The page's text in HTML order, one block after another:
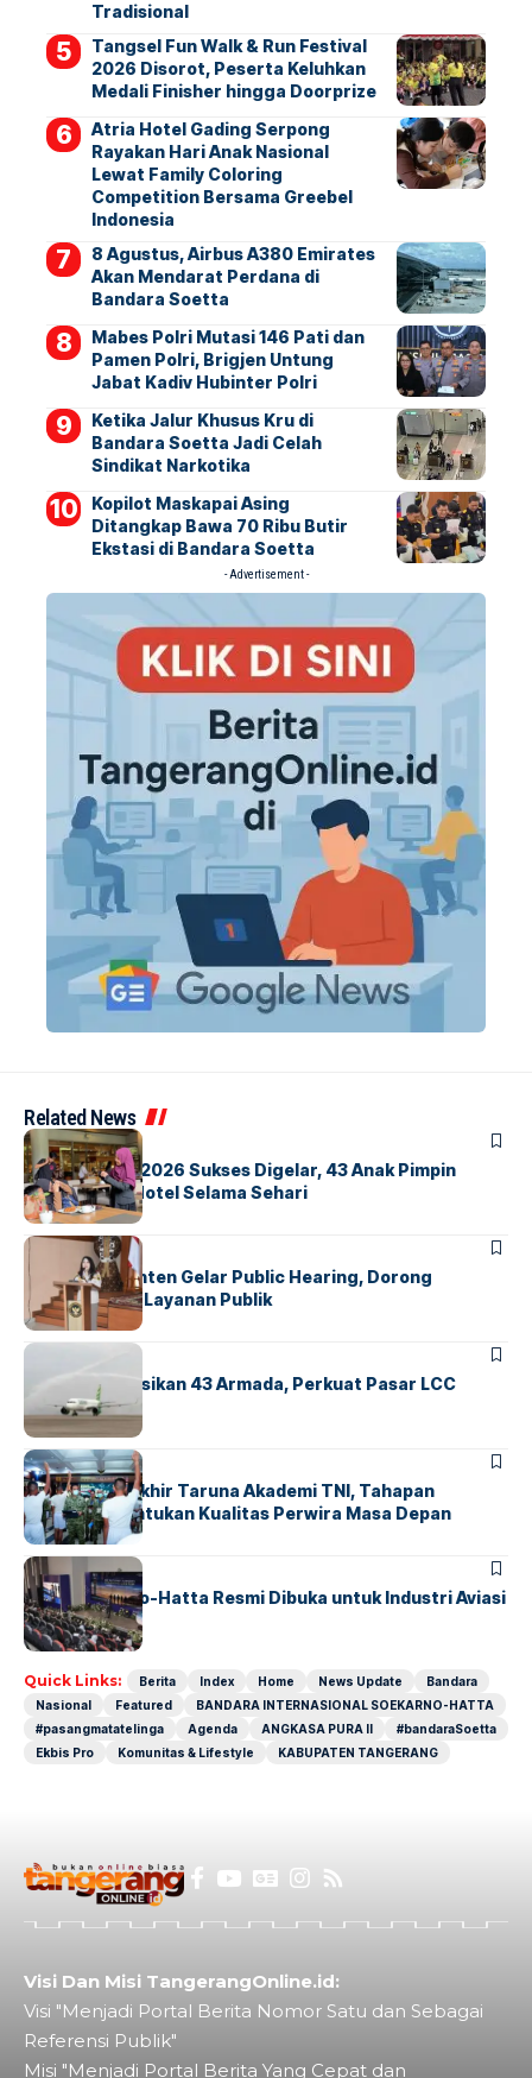
Tradisional
Tangsel Fun Walk & Run Festival
2026 Disorot, Peserta Keluhkan
Medali Finisher hingga Doorprize
Atria Hotel Gading Serpong
Rayakan Hari Anak Nasional
Lewat Family Coloring
Competition Bersama Greebel
Indonesia
8 Agustus, Airbus A380 Emirates
Akan Mendarat Perdana di
Bandara Soetta
Mabes Polri Mutasi 146 Pati dan
Pamen Polri, Brigjen Untung
Jabat Kadiv Hubinter Polri
Ketika Jalur Khusus Kru di
Bandara Soetta Jadi Celah
Sindikat Narkotika
Kopilot Maskapai Asing
Ditangkap Bawa 70 Ribu Butir
Ekstasi di Bandara Soetta
- Advertisement -
Related News
BERITAINDEX
GM For A Day 2026 Sukses Digelar, 43 Anak Pimpin
Operasional Hotel Selama Sehari
BANDARA BERITA
Karantina Banten Gelar Public Hearing, Dorong
Transparansi Layanan Publik
BANDARA
Citilink Operasikan 43 Armada, Perkuat Pasar LCC
Nasional
BERITA
Sidang Pantukhir Taruna Akademi TNI, Tahapan
Strategis Tentukan Kualitas Perwira Masa Depan
BANDARA BERITA
IALC Soekarno-Hatta Resmi Dibuka untuk Industri Aviasi
Dunia
Quick Links: Berita Index Home News Update
Bandara
Nasional
Featured
BANDARA INTERNASIONAL SOEKARNO-HATTA
#pasangmatatelinga
Agenda ANGKASA PURA II
#bandaraSoetta
Ekbis Pro
Komunitas & Lifestyle KABUPATEN TANGERANG
Visi Dan Misi TangerangOnline.id:
Visi "Menjadi Portal Berita Nomor Satu dan Sebagai
Referensi Publik"
Misi "Menjadi Portal Berita Yang Cepat dan